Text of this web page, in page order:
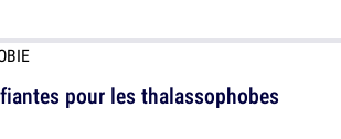
pour les thalassophobes